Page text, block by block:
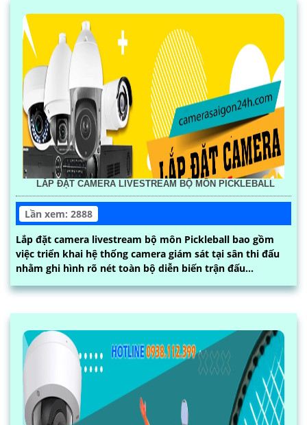
LẮP ĐẶT CAMERA LIVESTREAM BỘ MÔN PICKLEBALL
Lần xem: 2888
Lắp đặt camera livestream bộ môn Pickleball bao gồm
việc triển khai hệ thống camera giám sát tại sân thi đấu
nhằm ghi hình rõ nét toàn bộ diễn biến trận đấu...